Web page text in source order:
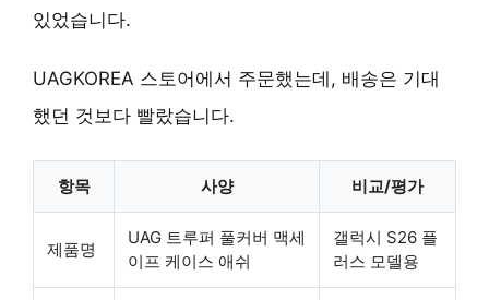
있었습니다.
UAGKOREA 스토어에서 주문했는데, 배송은 기대
했던 것보다 빨랐습니다.
항목 사양 비교/평가
제품명
UAG 트루퍼 풀커버 맥세
이프 케이스 애쉬
갤럭시 S26 플
러스 모델용